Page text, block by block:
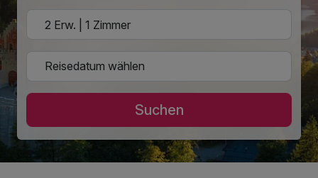
Suchen